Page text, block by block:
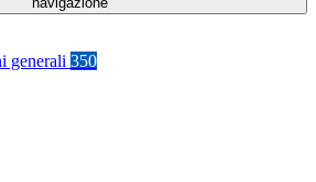
generali 350